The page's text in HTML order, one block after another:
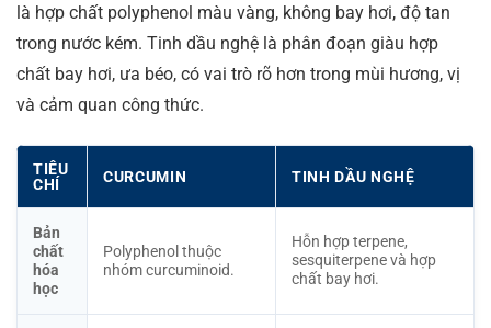
là hợp chất polyphenol màu vàng, không bay hơi, độ tan
trong nước kém. Tinh dầu nghệ là phân đoạn giàu hợp
chất bay hơi, ưa béo, có vai trò rõ hơn trong mùi hương, vị
và cảm quan công thức.
TIÊU
CHÍ
CURCUMIN TINH DẦU NGHỆ
Bản
chất
hóa
học
Polyphenol thuộc
nhóm curcuminoid.
Hỗn hợp terpene,
sesquiterpene và hợp
chất bay hơi.